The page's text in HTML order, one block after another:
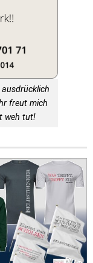
freut mich
weh tut!